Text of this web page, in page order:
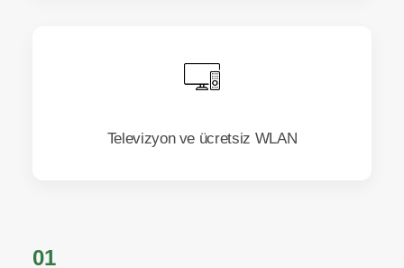
Televizyon ve ücretsiz WLAN
01